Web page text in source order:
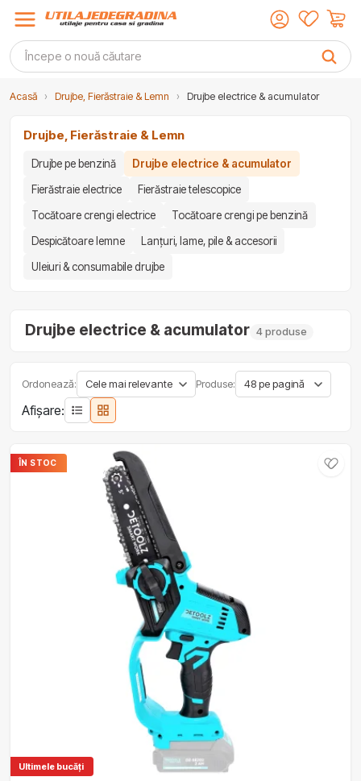
Acasă › Drujbe, Fierăstraie & Lemn › Drujbe electrice & acumulator
Drujbe, Fierăstraie & Lemn
Drujbe pe benzină
Drujbe electrice & acumulator
Fierăstraie electrice
Fierăstraie telescopice
Tocătoare crengi electrice
Tocătoare crengi pe benzină
Despicătoare lemne
Lanțuri, lame, pile & accesorii
Uleiuri & consumabile drujbe
Drujbe electrice & acumulator 4 produse
Ordonează: Produse:
Afișare:
ÎN STOC
Ultimele bucăți